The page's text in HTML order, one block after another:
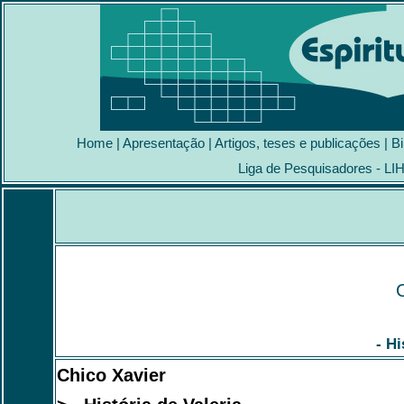
Home | Apresentação | Artigos, teses e publicações |
Liga de Pesquisadores -
-
Chico Xavier